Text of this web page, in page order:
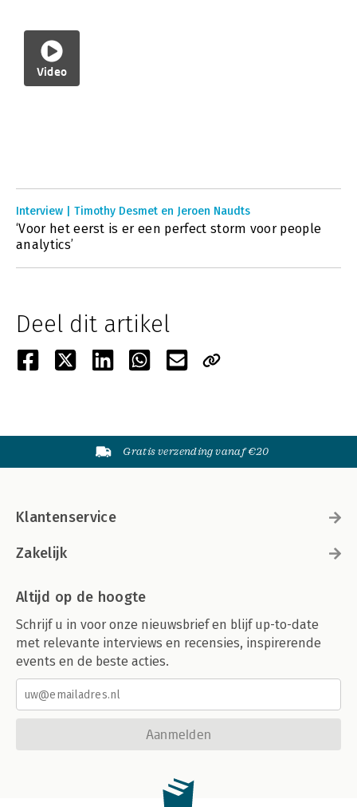
Video
Interview | Timothy Desmet en Jeroen Naudts
‘Voor het eerst is er een perfect storm voor people
analytics’
Deel dit artikel
Gratis verzending vanaf €20
Klantenservice
Zakelijk
Altijd op de hoogte
Schrijf u in voor onze nieuwsbrief en blijf up-to-date
met relevante interviews en recensies, inspirerende
events en de beste acties.
Aanmelden